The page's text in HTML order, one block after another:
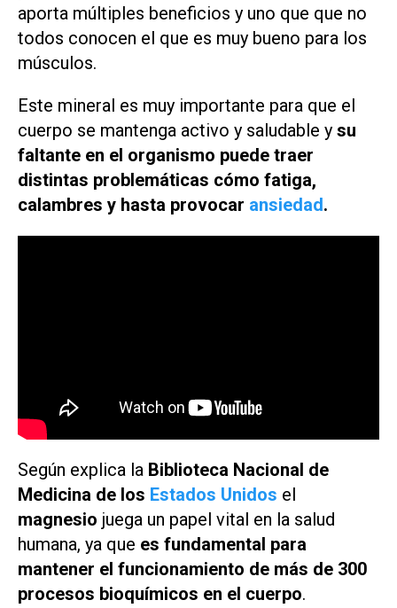
aporta múltiples beneficios y uno que que no
todos conocen el que es muy bueno para los
músculos.
Este mineral es muy importante para que el
cuerpo se mantenga activo y saludable y su
faltante en el organismo puede traer
distintas problemáticas cómo fatiga,
calambres y hasta provocar ansiedad.
Según explica la Biblioteca Nacional de
Medicina de los Estados Unidos el
magnesio juega un papel vital en la salud
humana, ya que es fundamental para
mantener el funcionamiento de más de 300
procesos bioquímicos en el cuerpo.